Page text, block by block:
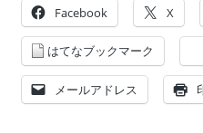
Facebook X
はてなブックマーク
メールアドレス